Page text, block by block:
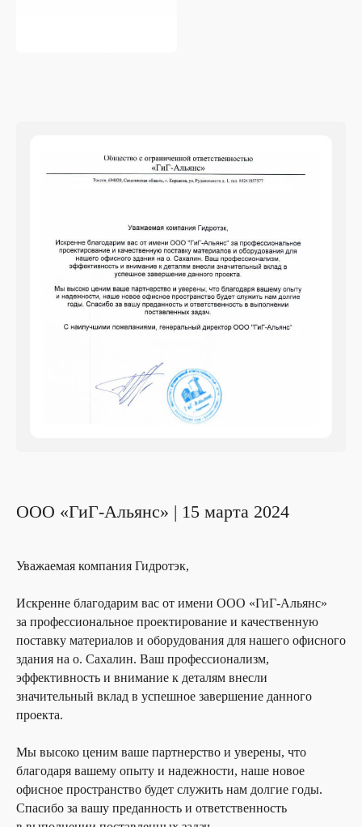
ООО «ГиГ-Альянс» | 15 марта 2024
Уважаемая компания Гидротэк,
Искренне благодарим вас от имени ООО «ГиГ-Альянс»
за профессиональное проектирование и качественную
поставку материалов и оборудования для нашего офисного
здания на о. Сахалин. Ваш профессионализм,
эффективность и внимание к деталям внесли
значительный вклад в успешное завершение данного
проекта.
Мы высоко ценим ваше партнерство и уверены, что
благодаря вашему опыту и надежности, наше новое
офисное пространство будет служить нам долгие годы.
Спасибо за вашу преданность и ответственность